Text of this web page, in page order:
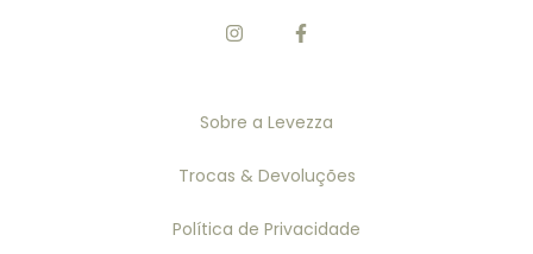
Sobre a Levezza
Trocas & Devoluções
Política de Privacidade